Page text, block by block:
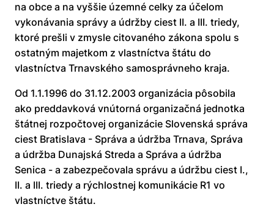
na obce a na vyššie územné celky za účelom
vykonávania správy a údržby ciest II. a III. triedy,
ktoré prešli v zmysle citovaného zákona spolu s
ostatným majetkom z vlastníctva štátu do
vlastníctva Trnavského samosprávneho kraja.
Od 1.1.1996 do 31.12.2003 organizácia pôsobila
ako preddavková vnútorná organizačná jednotka
štátnej rozpočtovej organizácie Slovenská správa
ciest Bratislava - Správa a údržba Trnava, Správa
a údržba Dunajská Streda a Správa a údržba
Senica - a zabezpečovala správu a údržbu ciest I.,
II. a III. triedy a rýchlostnej komunikácie R1 vo
vlastníctve štátu.